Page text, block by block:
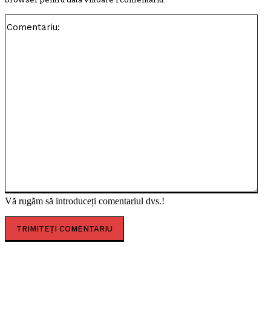
Vă rugăm să introduceți comentariul dvs.!